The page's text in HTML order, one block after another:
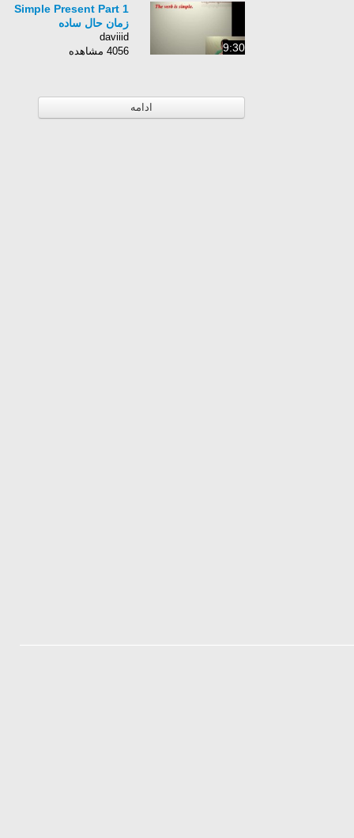
9:30
Simple Present Part 1
زمان حال ساده
daviiid
4056 مشاهده
ادامه